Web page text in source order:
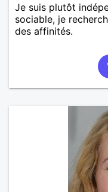
Je suis plutôt
sociable, je
des affinités.